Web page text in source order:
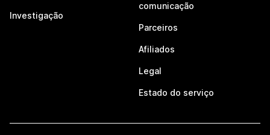
Investigação
comunicação
Parceiros
Afiliados
Legal
Estado do serviço